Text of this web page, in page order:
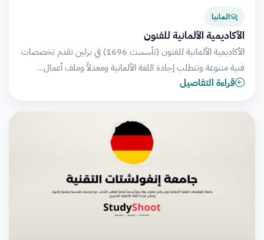
المانيا
الأكاديمية الألمانية للفنون
الأكاديمية الألمانية للفنون (تأسست 1696) في برلين تقدم تخصصات
فنية متنوعة وتتطلب إجادة اللغة الألمانية ومعدلاً وملف أعمال…
قراءة التفاصيل